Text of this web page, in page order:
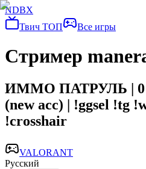
NDBX
Твич ТОП
Все игры
Стример
ИММО ПАТРУЛЬ | 0
(new acc) | !ggsel !tg
!crosshair
VALORANT
Русский